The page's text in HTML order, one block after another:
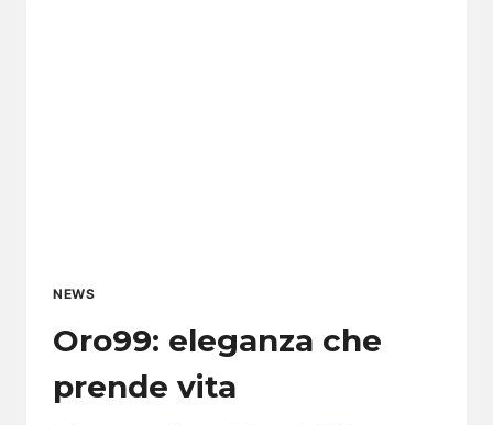
NEWS
Oro99: eleganza che
prende vita